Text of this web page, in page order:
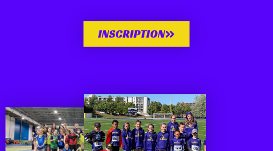
INSCRIPTION